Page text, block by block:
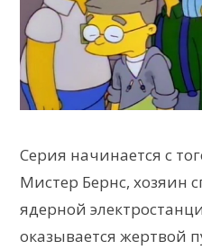
Серия начинается с
Мистер Бернс, хозяин
ядерной
оказывается жертвой